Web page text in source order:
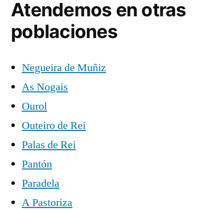
Atendemos en otras
poblaciones
Negueira de Muñiz
As Nogais
Ourol
Outeiro de Rei
Palas de Rei
Pantón
Paradela
A Pastoriza